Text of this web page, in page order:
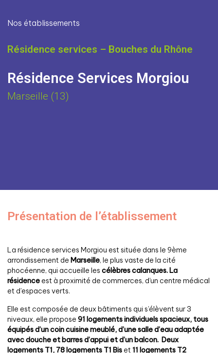
Nos établissements
Résidence services – Bouches du Rhône
Résidence Services Morgiou
Marseille (13)
Présentation de l’établissement
La résidence services Morgiou est située dans le 9ème
arrondissement de Marseille, le plus vaste de la cité
phocéenne, qui accueille les célèbres calanques. La
résidence est à proximité de commerces, d’un centre médical
et d’espaces verts.
Elle est composée de deux bâtiments qui s’élèvent sur 3
niveaux, elle propose 91 logements individuels spacieux, tous
équipés d’un coin cuisine meublé, d’une salle d’eau adaptée
avec douche et barres d’appui et d’un balcon. Deux
logements T1, 78 logements T1 Bis et 11 logements T2